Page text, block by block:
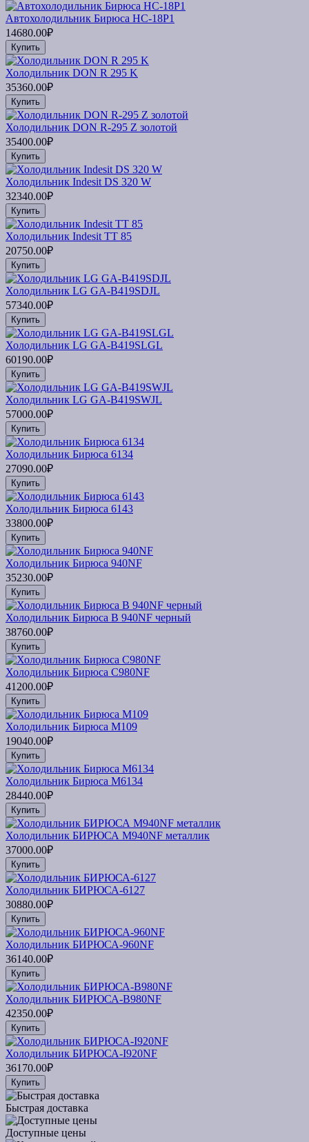
Автохолодильник Бирюса НС-18P1
14680.00₽
Купить
Холодильник DON R 295 K
35360.00₽
Купить
Холодильник DON R-295 Z золотой
35400.00₽
Купить
Холодильник Indesit DS 320 W
32340.00₽
Купить
Холодильник Indesit TT 85
20750.00₽
Купить
Холодильник LG GA-B419SDJL
57340.00₽
Купить
Холодильник LG GA-B419SLGL
60190.00₽
Купить
Холодильник LG GA-B419SWJL
57000.00₽
Купить
Холодильник Бирюса 6134
27090.00₽
Купить
Холодильник Бирюса 6143
33800.00₽
Купить
Холодильник Бирюса 940NF
35230.00₽
Купить
Холодильник Бирюса B 940NF черный
38760.00₽
Купить
Холодильник Бирюса C980NF
41200.00₽
Купить
Холодильник Бирюса M109
19040.00₽
Купить
Холодильник Бирюса M6134
28440.00₽
Купить
Холодильник БИРЮСА M940NF металлик
37000.00₽
Купить
Холодильник БИРЮСА-6127
30880.00₽
Купить
Холодильник БИРЮСА-960NF
36140.00₽
Купить
Холодильник БИРЮСА-B980NF
42350.00₽
Купить
Холодильник БИРЮСА-I920NF
36170.00₽
Купить
Быстрая доставка
Доступные цены